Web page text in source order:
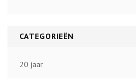
CATEGORIEËN
20 jaar